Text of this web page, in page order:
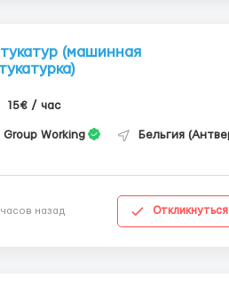
(машинная
15€ / час
Group Working
назад Откликнуться